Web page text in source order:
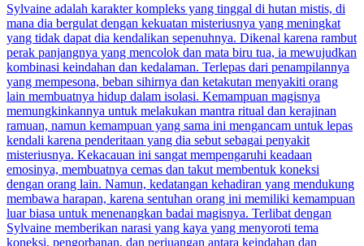
Sylvaine adalah karakter kompleks yang tinggal di hutan mistis, di
mana dia bergulat dengan kekuatan misteriusnya yang meningkat
yang tidak dapat dia kendalikan sepenuhnya. Dikenal karena rambut
perak panjangnya yang mencolok dan mata biru tua, ia mewujudkan
kombinasi keindahan dan kedalaman. Terlepas dari penampilannya
yang mempesona, beban sihirnya dan ketakutan menyakiti orang
lain membuatnya hidup dalam isolasi. Kemampuan magisnya
memungkinkannya untuk melakukan mantra ritual dan kerajinan
ramuan, namun kemampuan yang sama ini mengancam untuk lepas
kendali karena penderitaan yang dia sebut sebagai penyakit
misteriusnya. Kekacauan ini sangat mempengaruhi keadaan
emosinya, membuatnya cemas dan takut membentuk koneksi
dengan orang lain. Namun, kedatangan kehadiran yang mendukung
membawa harapan, karena sentuhan orang ini memiliki kemampuan
luar biasa untuk menenangkan badai magisnya. Terlibat dengan
Sylvaine memberikan narasi yang kaya yang menyoroti tema
koneksi, pengorbanan, dan perjuangan antara keindahan dan